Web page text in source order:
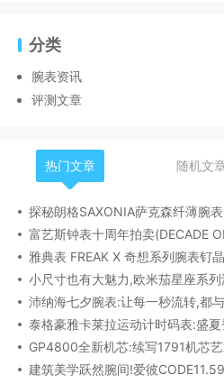
分类
腕表资讯
评测文章
热门文章 随机文
探秘朗格SAXONIA萨克森纤薄腕
雅典表 FREAK X 奇想系列腕表钌
沛纳海七夕腕表:让每一秒流转,都
泰格豪雅卡莱拉运动计时码表:盛
GP4800全新机芯:续写1791机芯